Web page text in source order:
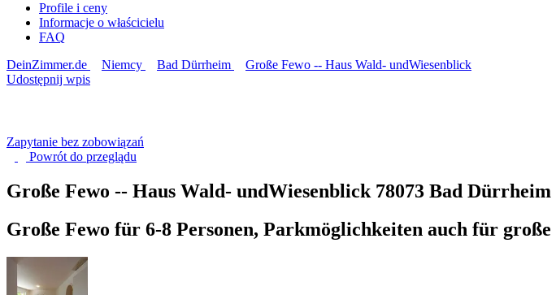
Profile i ceny
Informacje o właścicielu
FAQ
DeinZimmer.de
Niemcy Bad Dürrheim
Große Fewo -- Haus Wald- undWiesenblick
Udostępnij wpis
Zapytanie bez zobowiązań
Powrót do przeglądu
Große Fewo -- Haus Wald- undWiesenblick 78073 Bad Dürrheim
Große Fewo für 6-8 Personen, Parkmöglichkeiten auch für